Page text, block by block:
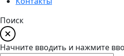
Поиск
Начните вводить и нажмите